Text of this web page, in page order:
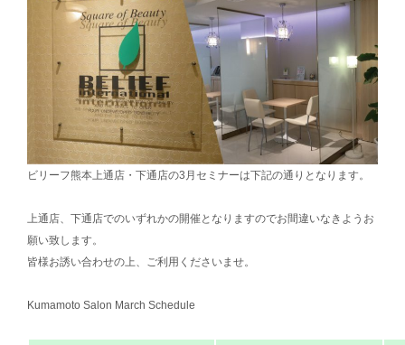
ビリーフ熊本上通店・下通店の3月セミナーは下記の通りとなります。
上通店、下通店でのいずれかの開催となりますのでお間違いなきようお
願い致します。
皆様お誘い合わせの上、ご利用くださいませ。
Kumamoto Salon March Schedule